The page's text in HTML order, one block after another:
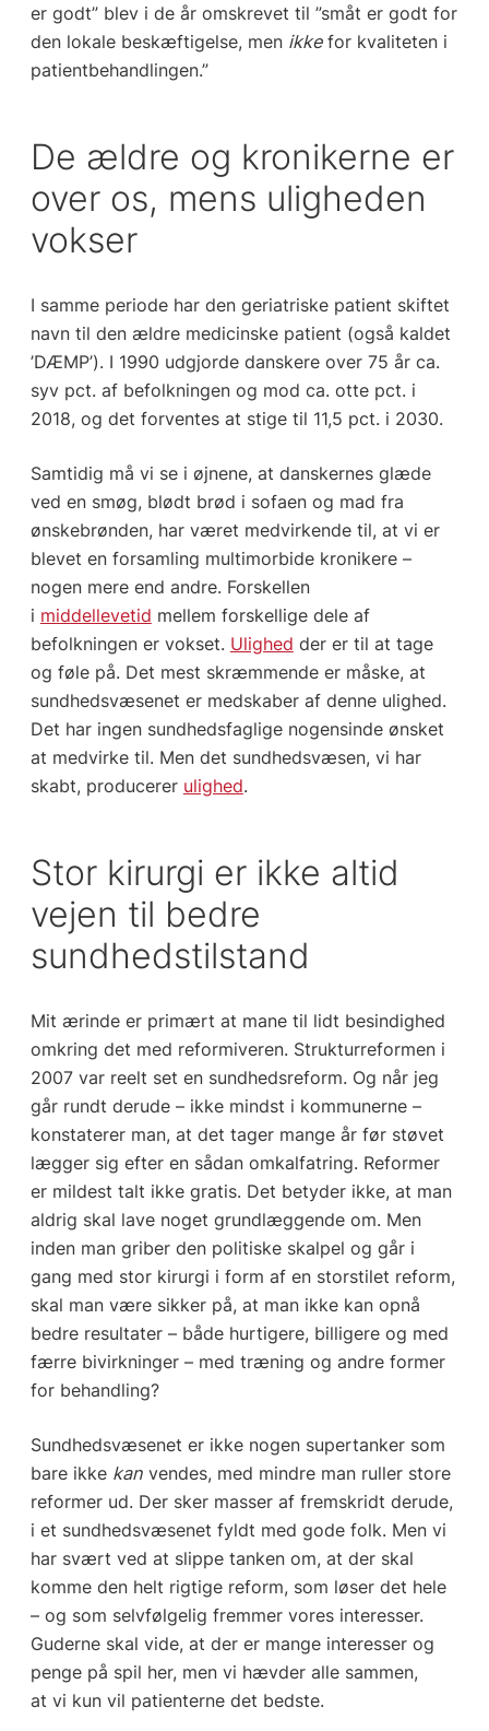
er godt” blev i de år omskrevet til ”småt er godt for
den lokale beskæftigelse, men ikke for kvaliteten i
patientbehandlingen.”
De ældre og kronikerne er
over os, mens uligheden
vokser
I samme periode har den geriatriske patient skiftet
navn til den ældre medicinske patient (også kaldet
’DÆMP’). I 1990 udgjorde danskere over 75 år ca.
syv pct. af befolkningen og mod ca. otte pct. i
2018, og det forventes at stige til 11,5 pct. i 2030.
Samtidig må vi se i øjnene, at danskernes glæde
ved en smøg, blødt brød i sofaen og mad fra
ønskebrønden, har været medvirkende til, at vi er
blevet en forsamling multimorbide kronikere –
nogen mere end andre. Forskellen
i middellevetid mellem forskellige dele af
befolkningen er vokset. Ulighed der er til at tage
og føle på. Det mest skræmmende er måske, at
sundhedsvæsenet er medskaber af denne ulighed.
Det har ingen sundhedsfaglige nogensinde ønsket
at medvirke til. Men det sundhedsvæsen, vi har
skabt, producerer ulighed.
Stor kirurgi er ikke altid
vejen til bedre
sundhedstilstand
Mit ærinde er primært at mane til lidt besindighed
omkring det med reformiveren. Strukturreformen i
2007 var reelt set en sundhedsreform. Og når jeg
går rundt derude – ikke mindst i kommunerne –
konstaterer man, at det tager mange år før støvet
lægger sig efter en sådan omkalfatring. Reformer
er mildest talt ikke gratis. Det betyder ikke, at man
aldrig skal lave noget grundlæggende om. Men
inden man griber den politiske skalpel og går i
gang med stor kirurgi i form af en storstilet reform,
skal man være sikker på, at man ikke kan opnå
bedre resultater – både hurtigere, billigere og med
færre bivirkninger – med træning og andre former
for behandling?
Sundhedsvæsenet er ikke nogen supertanker som
bare ikke kan vendes, med mindre man ruller store
reformer ud. Der sker masser af fremskridt derude,
i et sundhedsvæsenet fyldt med gode folk. Men vi
har svært ved at slippe tanken om, at der skal
komme den helt rigtige reform, som løser det hele
– og som selvfølgelig fremmer vores interesser.
Guderne skal vide, at der er mange interesser og
penge på spil her, men vi hævder alle sammen,
at vi kun vil patienterne det bedste.